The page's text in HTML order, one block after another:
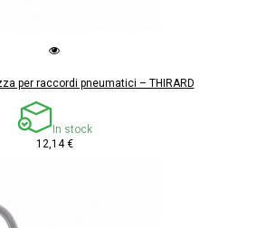
per raccordi pneumatici – THIRARD
In stock
12,14 €